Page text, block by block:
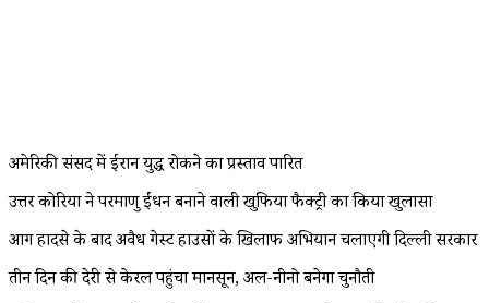
अमेरिकी संसद में ईरान युद्ध रोकने का प्रस्ताव पारित
उत्तर कोरिया ने परमाणु ईंधन बनाने वाली खुफिया फैक्ट्री का किया खुलासा
आग हादसे के बाद अवैध गेस्ट हाउसों के खिलाफ अभियान चलाएगी दिल्ली सरकार
तीन दिन की देरी से केरल पहुंचा मानसून, अल-नीनो बनेगा चुनौती